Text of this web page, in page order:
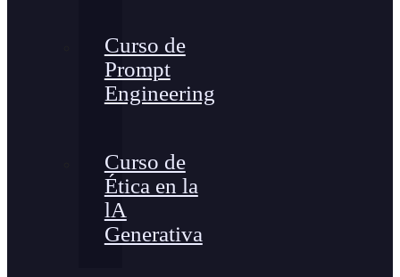
Curso de
Prompt
Engineering
Curso de
Ética en la
lA
Generativa